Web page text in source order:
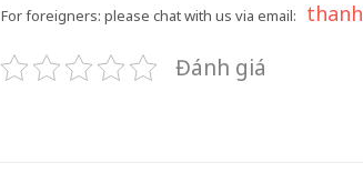
For foreigners: please chat with us via email:
Đánh giá